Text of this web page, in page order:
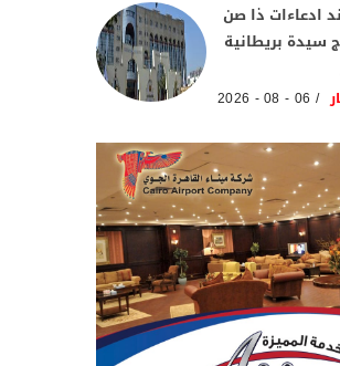
ادعاءات ذا صن
سيدة بريطانية
06 - 08 - 2026